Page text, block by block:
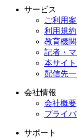
サービス
ご利用
利用規約
教育機
記者・
本サイ
配信先
会社情報
会社概要
プライ
サポート